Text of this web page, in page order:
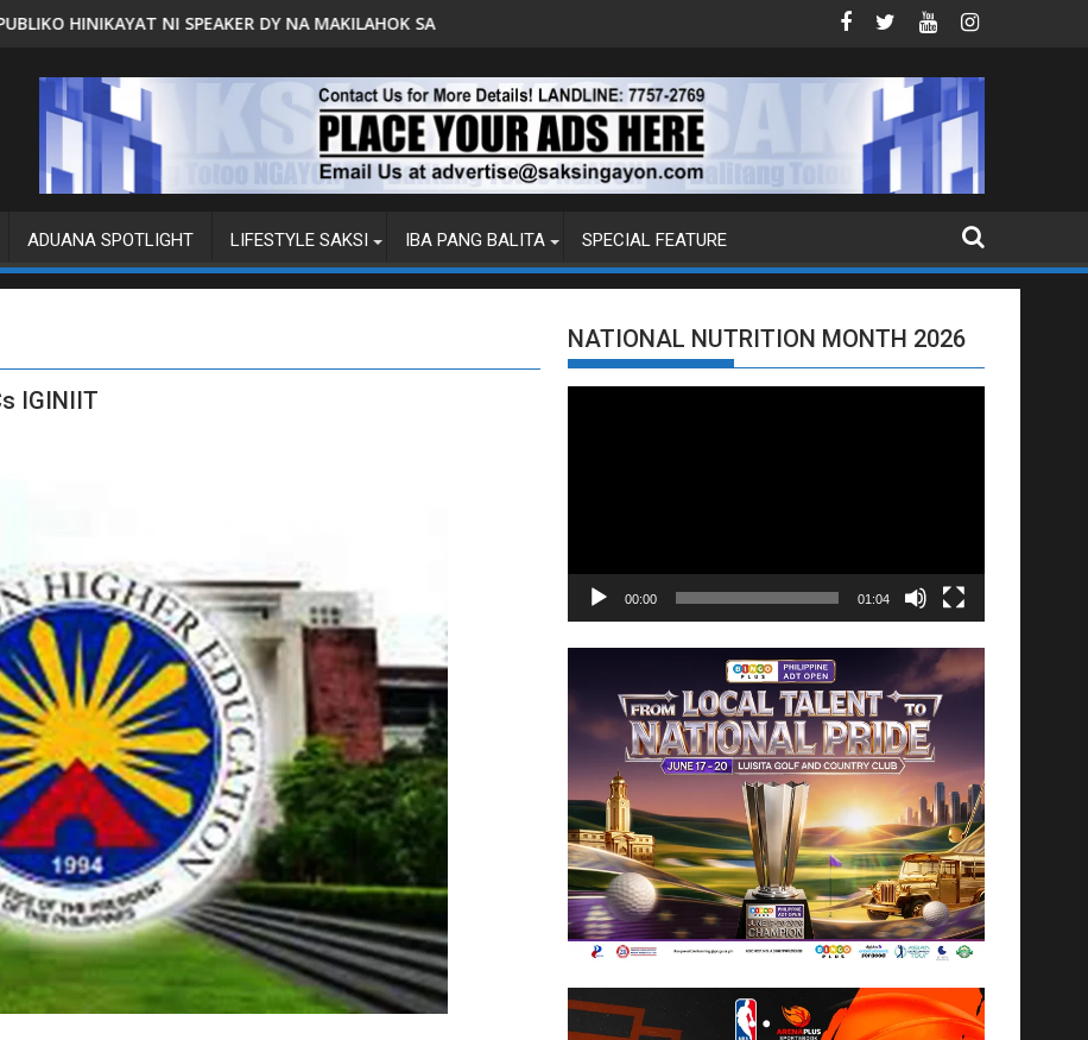
MAKILAHOK SA PAGBUO NG MGA BATAS
MALACAÑANG PINAAARAL NA SA DOJ ANG EXTRADITION REQUEST NG U.S. LABAN KAY QUIBOLOY
MAHIGIT P21-M HALAGANG SMUGGLED CIGARETTES,
ADUANA SPOTLIGHT LIFESTYLE SAKSI IBA PANG BALITA SPECIAL FEATURE
IGINIIT
NATIONAL NUTRITION MONTH 2026
00:00 01:04